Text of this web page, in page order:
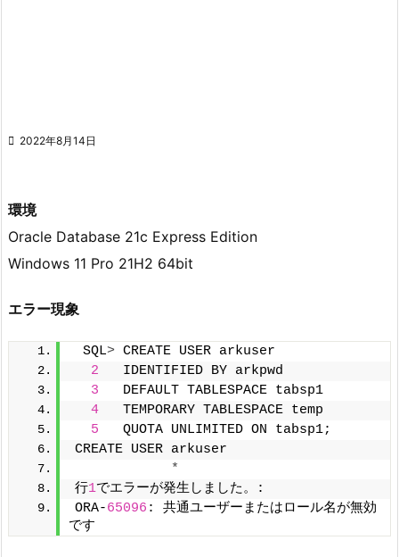
 2022年8月14日
環境
Oracle Database 21c Express Edition
Windows 11 Pro 21H2 64bit
エラー現象
SQL> CREATE USER arkuser
2
   IDENTIFIED BY arkpwd
3
   DEFAULT TABLESPACE tabsp1
4
   TEMPORARY TABLESPACE temp
5
   QUOTA UNLIMITED ON tabsp1;
CREATE USER arkuser
*
行1でエラーが発生しました。:
ORA-65096 : 共通ユーザーまたはロール名が無効
です